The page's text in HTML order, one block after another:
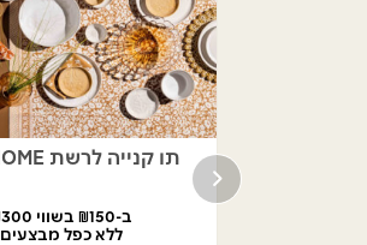
תו קנייה לרשת FOX HOME
ב-₪150 בשווי ₪300
ללא כפל מבצעים